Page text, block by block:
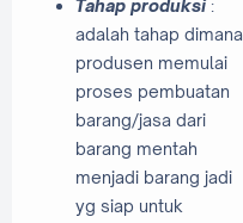
Tahap produksi :
adalah tahap dimana
produsen memulai
proses pembuatan
barang/jasa dari
barang mentah
menjadi barang jadi
yg siap untuk